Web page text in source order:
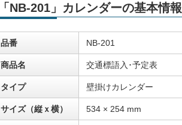
「NB-201」カレンダーの基本情報
品番 NB-201
商品名 交通標語入･予定表
タイプ 壁掛けカレンダー
サイズ（縦ｘ横） 534 × 254 mm